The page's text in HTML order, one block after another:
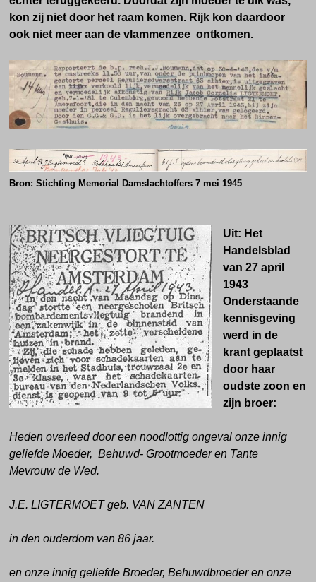
kon zij niet door het raam komen. Rijk kon daardoor
ook niet meer aan de vlammenzee ontkomen.
Bron: Stichting Memorial Damslachtoffers 7 mei 1945
Uit: Het
Handelsblad
van 27 april
1943
Onderstaande
kennisgeving
werd in de
krant geplaatst
door haar
oudste zoon en
zijn broer:
Heden overleed door een noodlottig ongeval onze innig
geliefde Moeder, Behuwd- Grootmoeder en Tante
Mevrouw de Wed.
J.E. LIGTERMOET geb. VAN ZANTEN
in den ouderdom van 86 jaar.
en onze innig geliefde Broeder, Behuwdbroeder en onze